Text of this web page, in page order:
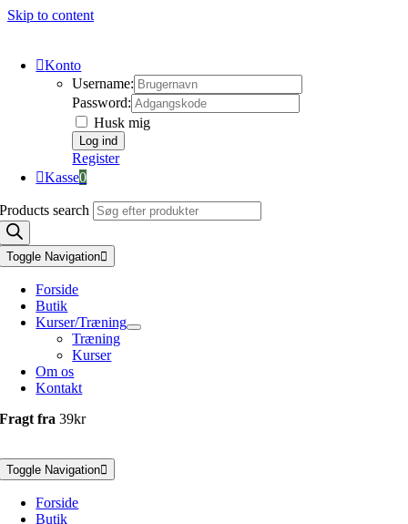
Skip to content
Konto
Username:
Password:
Husk mig
Register
Kasse0
Products search
Toggle Navigation
Forside
Butik
Kurser/Træning
Træning
Kurser
Om os
Kontakt
Fragt fra39kr
Toggle Navigation
Forside
Butik